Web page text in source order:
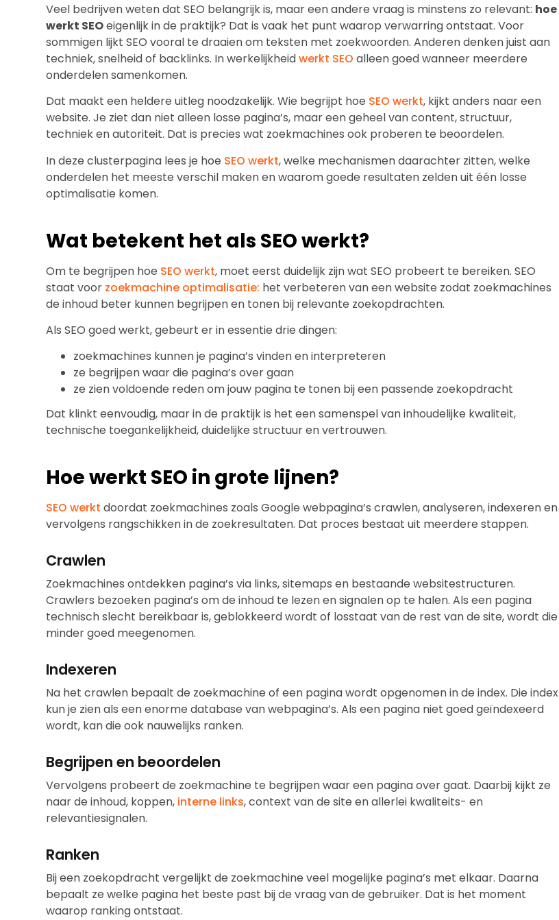
Veel bedrijven weten dat SEO belangrijk is, maar een andere vraag is minstens zo relevant: hoe
werkt SEOeigenlijk in de praktijk? Dat is vaak het punt waarop verwarring ontstaat. Voor
sommigen lijkt SEO vooral te draaien om teksten met zoekwoorden. Anderen denken juist aan
techniek, snelheid of backlinks. In werkelijkheidwerkt SEO alleen goed wanneer meerdere
onderdelen samenkomen.
Dat maakt een heldere uitleg noodzakelijk. Wie begrijpt hoe SEO werkt, kijkt anders naar een
website. Je ziet dan niet alleen losse pagina’s, maar een geheel van content, structuur,
techniek en autoriteit. Dat is precies wat zoekmachines ook proberen te beoordelen.
In deze clusterpagina lees je hoe SEO werkt, welke mechanismen daarachter zitten, welke
onderdelen het meeste verschil maken en waarom goede resultaten zelden uit één losse
optimalisatie komen.
Wat betekent het als SEO werkt?
Om te begrijpen hoe SEO werkt, moet eerst duidelijk zijn wat SEO probeert te bereiken. SEO
staat voor zoekmachine optimalisatie: het verbeteren van een website zodat zoekmachines
de inhoud beter kunnen begrijpen en tonen bij relevante zoekopdrachten.
Als SEO goed werkt, gebeurt er in essentie drie dingen:
zoekmachines kunnen je pagina’s vinden en interpreteren
ze begrijpen waar die pagina’s over gaan
ze zien voldoende reden om jouw pagina te tonen bij een passende zoekopdracht
Dat klinkt eenvoudig, maar in de praktijk is het een samenspel van inhoudelijke kwaliteit,
technische toegankelijkheid, duidelijke structuur en vertrouwen.
Hoe werkt SEO in grote lijnen?
SEO werkt doordat zoekmachines zoals Google webpagina’s crawlen, analyseren, indexeren en
vervolgens rangschikken in de zoekresultaten. Dat proces bestaat uit meerdere stappen.
Crawlen
Zoekmachines ontdekken pagina’s via links, sitemaps en bestaande websitestructuren.
Crawlers bezoeken pagina’s om de inhoud te lezen en signalen op te halen. Als een pagina
technisch slecht bereikbaar is, geblokkeerd wordt of losstaat van de rest van de site, wordt die
minder goed meegenomen.
Indexeren
Na het crawlen bepaalt de zoekmachine of een pagina wordt opgenomen in de index. Die index
kun je zien als een enorme database van webpagina’s. Als een pagina niet goed geïndexeerd
wordt, kan die ook nauwelijks ranken.
Begrijpen en beoordelen
Vervolgens probeert de zoekmachine te begrijpen waar een pagina over gaat. Daarbij kijkt ze
naar de inhoud, koppen, interne links, context van de site en allerlei kwaliteits- en
relevantiesignalen.
Ranken
Bij een zoekopdracht vergelijkt de zoekmachine veel mogelijke pagina’s met elkaar. Daarna
bepaalt ze welke pagina het beste past bij de vraag van de gebruiker. Dat is het moment
waarop ranking ontstaat.